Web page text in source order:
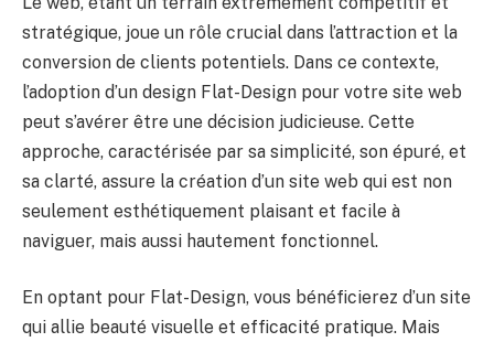
stratégique, joue un rôle crucial dans l’attraction et la
conversion de clients potentiels. Dans ce contexte,
l’adoption d’un design Flat-Design pour votre site web
peut s’avérer être une décision judicieuse. Cette
approche, caractérisée par sa simplicité, son épuré, et
sa clarté, assure la création d’un site web qui est non
seulement esthétiquement plaisant et facile à
naviguer, mais aussi hautement fonctionnel.
En optant pour Flat-Design, vous bénéficierez d’un site
qui allie beauté visuelle et efficacité pratique. Mais